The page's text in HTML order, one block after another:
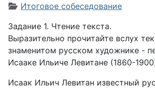
Информация о материале
Итоговое собеседование
Задание 1. Чтение текста.
Выразительно прочитайте вслух
знаменитом русском художнике -
Исааке Ильиче Левитане (1860-
Исаак Ильич Левитан известный